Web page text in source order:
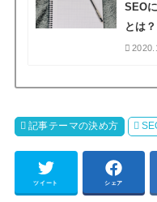
SEO
とは？
記事テーマの決め方
ツイート シェア